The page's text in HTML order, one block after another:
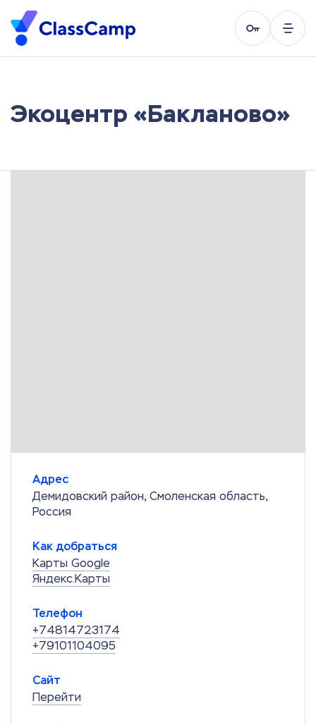
Экоцентр «Бакланово»
Адрес
Демидовский район, Смоленская область,
Россия
Как добраться
Карты Google
Яндекс.Карты
Телефон
+74814723174
+79101104095
Сайт
Перейти